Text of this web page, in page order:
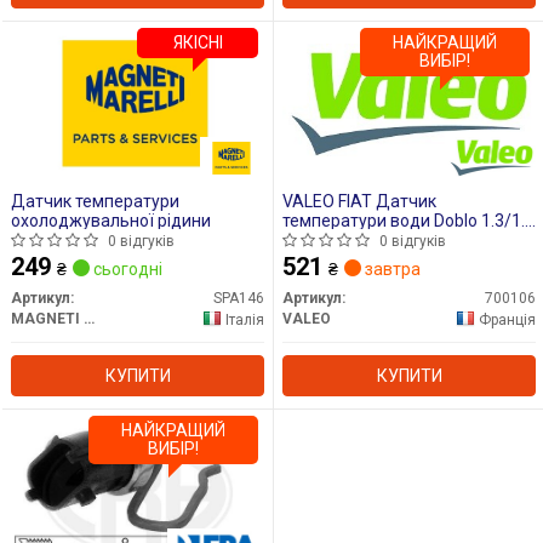
Датчик температури
охолоджувальної рідини
0 відгуків
249 ₴ сьогодні
Артикул:
SPA146
MAGNETI MARELLI
Італія
КУПИТИ
ЯКІСНІ
VALEO FIAT Датчик
температури води Doblo 1.3/1.9
01-,Opel Astra H 1.3/1.9CDTI,
Corsa, Meriva.
0 відгуків
521 ₴ завтра
Артикул:
700106
VALEO
Франція
КУПИТИ
НАЙКРАЩИЙ
ВИБІР!
НАЙКРАЩИЙ
ВИБІР!